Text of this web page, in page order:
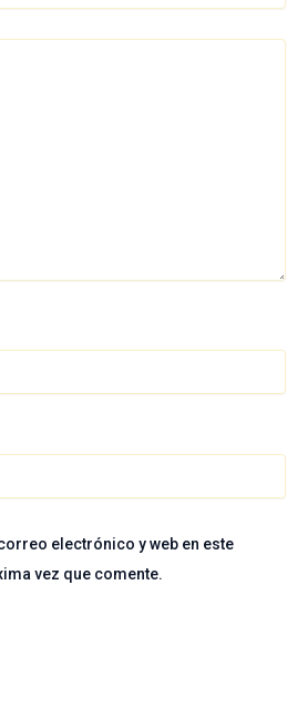
electrónico y web en este
vez que comente.